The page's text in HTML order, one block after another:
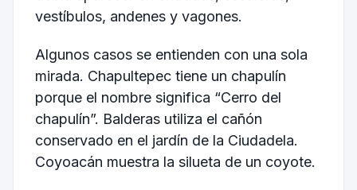
vestíbulos, andenes y vagones.
Algunos casos se entienden con una sola
mirada. Chapultepec tiene un chapulín
porque el nombre significa “Cerro del
chapulín”. Balderas utiliza el cañón
conservado en el jardín de la Ciudadela.
Coyoacán muestra la silueta de un coyote.